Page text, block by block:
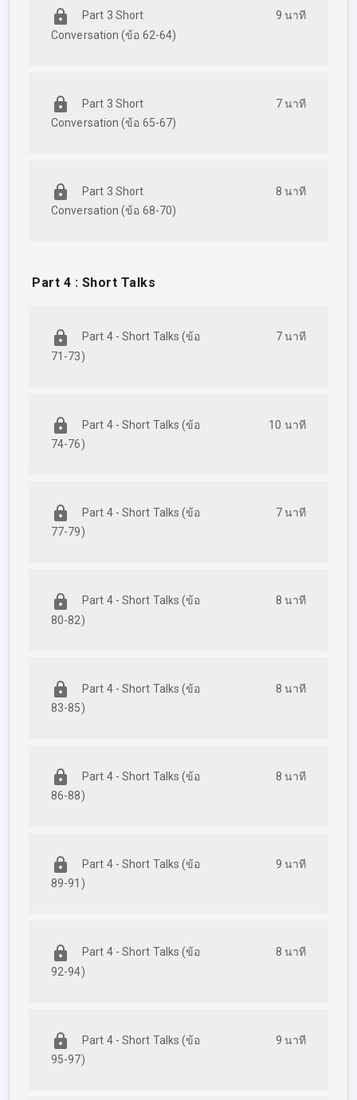
Part 3 Short
Conversation (ข้อ 62-64)
9 นาที
Part 3 Short
Conversation (ข้อ 65-67)
7 นาที
Part 3 Short
Conversation (ข้อ 68-70)
8 นาที
Part 4 : Short Talks
Part 4 - Short Talks (ข้อ
71-73)
7 นาที
Part 4 - Short Talks (ข้อ
74-76)
10 นาที
Part 4 - Short Talks (ข้อ
77-79)
7 นาที
Part 4 - Short Talks (ข้อ
80-82)
8 นาที
Part 4 - Short Talks (ข้อ
83-85)
8 นาที
Part 4 - Short Talks (ข้อ
86-88)
8 นาที
Part 4 - Short Talks (ข้อ
89-91)
9 นาที
Part 4 - Short Talks (ข้อ
92-94)
8 นาที
Part 4 - Short Talks (ข้อ
95-97)
9 นาที